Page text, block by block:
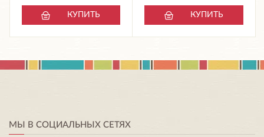
КУПИТЬ КУПИТЬ
МЫ В СОЦИАЛЬНЫХ СЕТЯХ